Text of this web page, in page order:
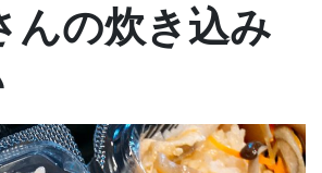
んの炊き込み